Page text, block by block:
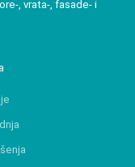
, vrata-, fasade- i